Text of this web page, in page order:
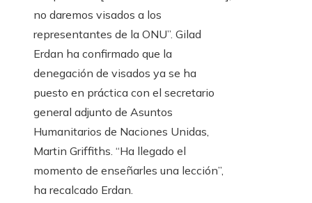
no daremos visados a los
representantes de la ONU”. Gilad
Erdan ha confirmado que la
denegación de visados ya se ha
puesto en práctica con el secretario
general adjunto de Asuntos
Humanitarios de Naciones Unidas,
Martin Griffiths. “Ha llegado el
momento de enseñarles una lección”,
ha recalcado Erdan.